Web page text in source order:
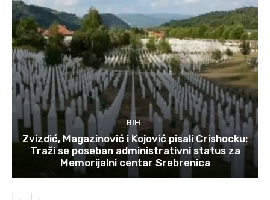
BIH
Zvizdić, Magazinović i Kojović pisali Crishocku:
Traži se poseban administrativni status za
Memorijalni centar Srebrenica